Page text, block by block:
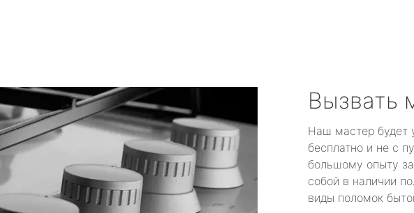
Вызвать
Наш мастер будет
бесплатно и не с
большому опыту
собой в наличии
виды поломок